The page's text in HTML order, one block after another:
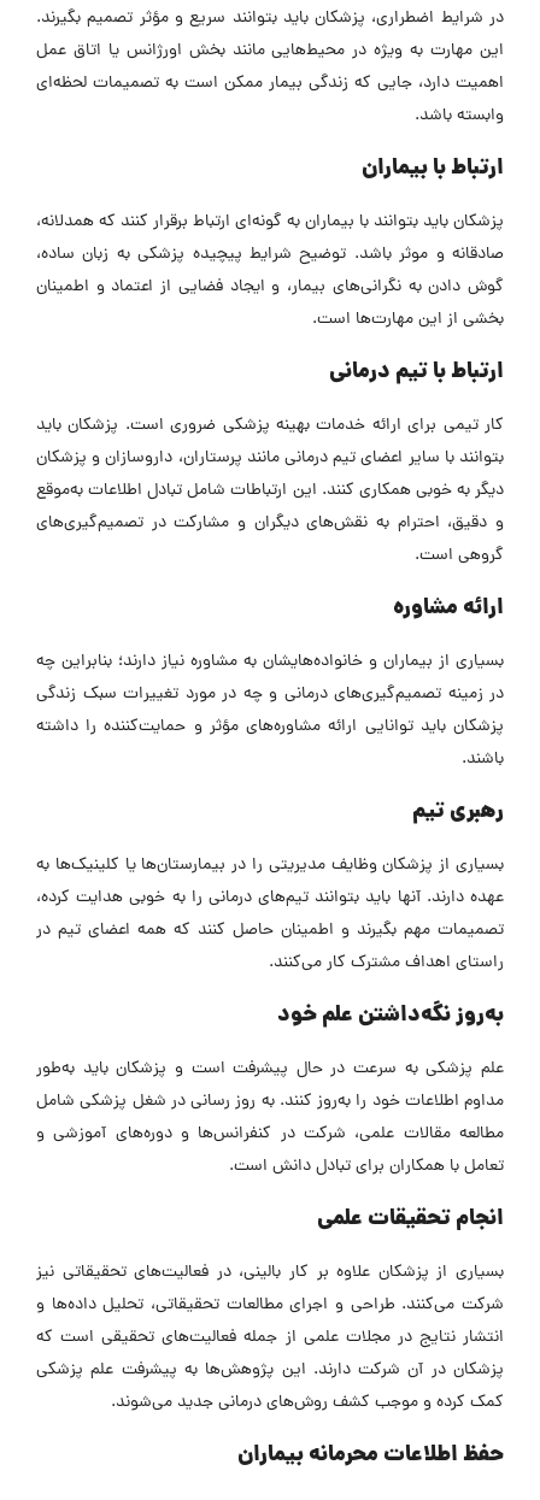
در شرایط اضطراری، پزشکان باید بتوانند سریع و مؤثر تصمیم بگیرند.
این مهارت به ویژه در محیط‌هایی مانند بخش اورژانس یا اتاق عمل
اهمیت دارد، جایی که زندگی بیمار ممکن است به تصمیمات لحظه‌ای
وابسته باشد.
ارتباط با بیماران
پزشکان باید بتوانند با بیماران به گونه‌ای ارتباط برقرار کنند که همدلانه،
صادقانه و موثر باشد. توضیح شرایط پیچیده پزشکی به زبان ساده،
گوش دادن به نگرانی‌های بیمار، و ایجاد فضایی از اعتماد و اطمینان
بخشی از این مهارت‌ها است.
ارتباط با تیم درمانی
کار تیمی برای ارائه خدمات بهینه پزشکی ضروری است. پزشکان باید
بتوانند با سایر اعضای تیم درمانی مانند پرستاران، داروسازان و پزشکان
دیگر به خوبی همکاری کنند. این ارتباطات شامل تبادل اطلاعات به‌موقع
و دقیق، احترام به نقش‌های دیگران و مشارکت در تصمیم‌گیری‌های
گروهی است.
ارائه مشاوره
بسیاری از بیماران و خانواده‌هایشان به مشاوره نیاز دارند؛ بنابراین چه
در زمینه تصمیم‌گیری‌های درمانی و چه در مورد تغییرات سبک زندگی
پزشکان باید توانایی ارائه مشاوره‌های مؤثر و حمایت‌کننده را داشته
باشند.
رهبری تیم
بسیاری از پزشکان وظایف مدیریتی را در بیمارستان‌ها یا کلینیک‌ها به
عهده دارند. آنها باید بتوانند تیم‌های درمانی را به خوبی هدایت کرده،
تصمیمات مهم بگیرند و اطمینان حاصل کنند که همه اعضای تیم در
راستای اهداف مشترک کار می‌کنند.
به‌روز نگه‌داشتن علم خود
علم پزشکی به سرعت در حال پیشرفت است و پزشکان باید به‌طور
مداوم اطلاعات خود را به‌روز کنند. به روز رسانی در شغل پزشکی شامل
مطالعه مقالات علمی، شرکت در کنفرانس‌ها و دوره‌های آموزشی و
تعامل با همکاران برای تبادل دانش است.
انجام تحقیقات علمی
بسیاری از پزشکان علاوه بر کار بالینی، در فعالیت‌های تحقیقاتی نیز
شرکت می‌کنند. طراحی و اجرای مطالعات تحقیقاتی، تحلیل داده‌ها و
انتشار نتایج در مجلات علمی از جمله فعالیت‌های تحقیقی است که
پزشکان در آن شرکت دارند. این پژوهش‌ها به پیشرفت علم پزشکی
کمک کرده و موجب کشف روش‌های درمانی جدید می‌شوند.
حفظ اطلاعات محرمانه بیماران